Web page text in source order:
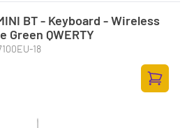
BT - Keyboard - Wireless
Green QWERTY
18